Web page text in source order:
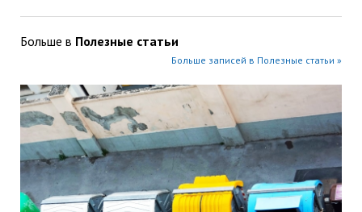
Больше в Полезные статьи
Больше записей в Полезные статьи »